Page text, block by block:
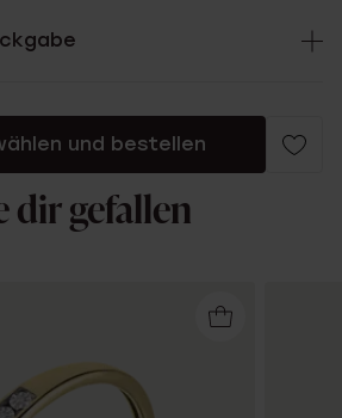
und bestellen
dir gefallen